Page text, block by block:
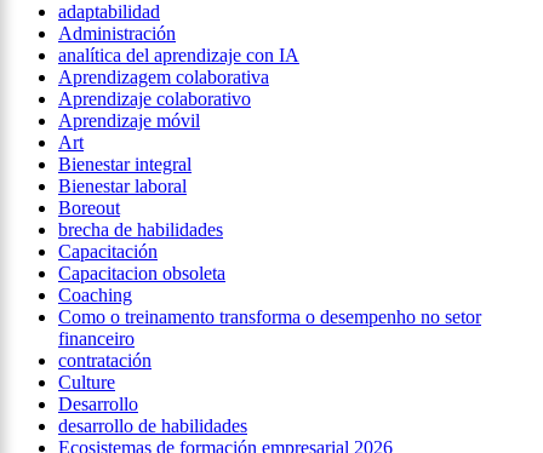
adaptabilidad
Administración
analítica del aprendizaje con IA
Aprendizagem colaborativa
Aprendizaje colaborativo
Aprendizaje móvil
Art
Bienestar integral
Bienestar laboral
Boreout
brecha de habilidades
Capacitación
Capacitacion obsoleta
Coaching
Como o treinamento transforma o desempenho no setor
financeiro
contratación
Culture
Desarrollo
desarrollo de habilidades
Ecosistemas de formación empresarial 2026